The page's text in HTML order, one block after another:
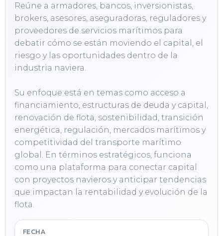
Reúne a armadores, bancos, inversionistas,
brokers, asesores, aseguradoras, reguladores y
proveedores de servicios marítimos para
debatir cómo se están moviendo el capital, el
riesgo y las oportunidades dentro de la
industria naviera.
Su enfoque está en temas como acceso a
financiamiento, estructuras de deuda y capital,
renovación de flota, sostenibilidad, transición
energética, regulación, mercados marítimos y
competitividad del transporte marítimo
global. En términos estratégicos, funciona
como una plataforma para conectar capital
con proyectos navieros y anticipar tendencias
que impactan la rentabilidad y evolución de la
flota.
FECHA